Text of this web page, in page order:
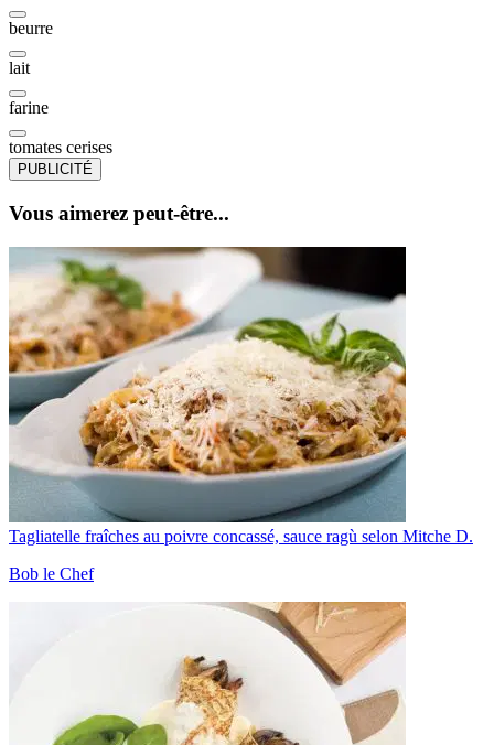
beurre
lait
farine
tomates cerises
PUBLICITÉ
Vous aimerez peut-être...
Tagliatelle fraîches au poivre concassé, sauce ragù selon Mitche D.
Bob le Chef